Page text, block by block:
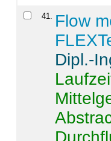
41. Flow
Dipl.-